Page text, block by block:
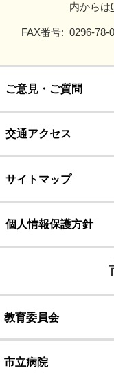
内からは
FAX番号: 0296-78-
ご意見・ご質問
交通アクセス
サイトマップ
個人情報保護方針
教育委員会
市立病院